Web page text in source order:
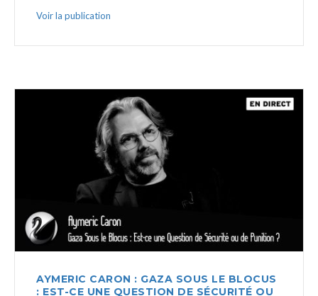
Voir la publication
AYMERIC CARON : GAZA SOUS LE BLOCUS
: EST-CE UNE QUESTION DE SÉCURITÉ OU